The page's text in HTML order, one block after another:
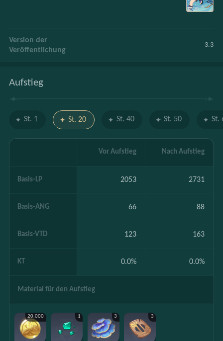
Version der
Veröffentlichung
3.3
Aufstieg
St. 1 St. 20 St. 40 St. 50 St.
Vor Aufstieg Nach Aufstieg
Basis-LP 2053 2731
Basis-ANG 66 88
Basis-VTD 123 163
KT 0.0% 0.0%
Material für den Aufstieg
20.000 1 3 3